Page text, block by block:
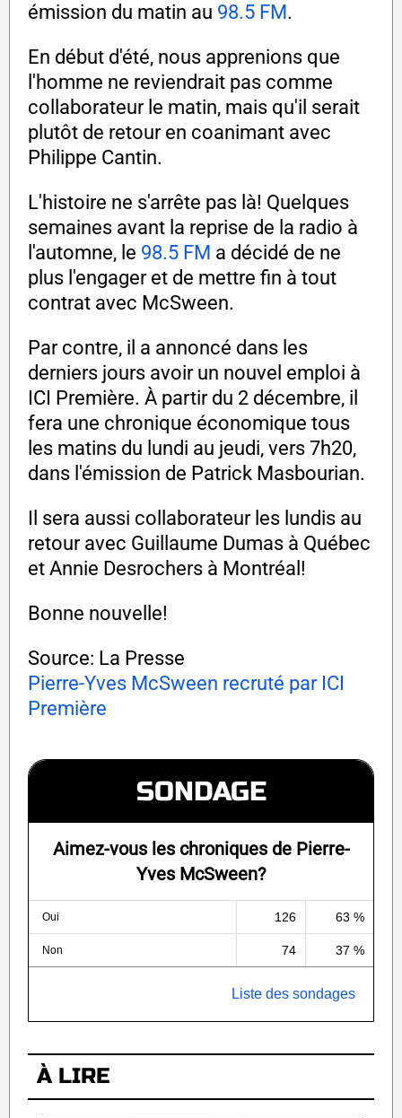
émission du matin au 98.5 FM.
En début d'été, nous apprenions que
l'homme ne reviendrait pas comme
collaborateur le matin, mais qu'il serait
plutôt de retour en coanimant avec
Philippe Cantin.
L'histoire ne s'arrête pas là! Quelques
semaines avant la reprise de la radio à
l'automne, le 98.5 FM a décidé de ne
plus l'engager et de mettre fin à tout
contrat avec McSween.
Par contre, il a annoncé dans les
derniers jours avoir un nouvel emploi à
ICI Première. À partir du 2 décembre, il
fera une chronique économique tous
les matins du lundi au jeudi, vers 7h20,
dans l'émission de Patrick Masbourian.
Il sera aussi collaborateur les lundis au
retour avec Guillaume Dumas à Québec
et Annie Desrochers à Montréal!
Bonne nouvelle!
Source: La Presse
Pierre-Yves McSween recruté par ICI
Première
SONDAGE
Aimez-vous les chroniques de Pierre-
Yves McSween?
Oui 126 63 %
Non 74 37 %
Liste des sondages
À LIRE